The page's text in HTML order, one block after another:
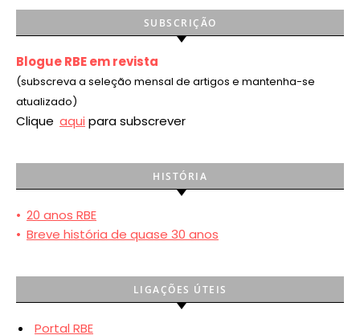
SUBSCRIÇÃO
Blogue RBE em revista
(subscreva a seleção mensal de artigos e mantenha-se
atualizado)
Clique aqui para subscrever
HISTÓRIA
• 20 anos RBE
• Breve história de quase 30 anos
LIGAÇÕES ÚTEIS
Portal RBE